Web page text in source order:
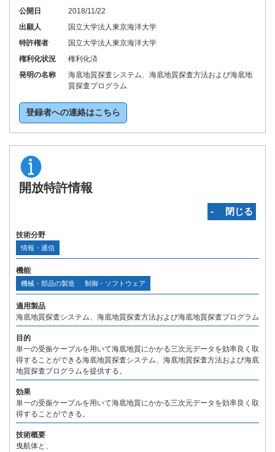
公開日
2018/11/22
出願人
国立大学法人東京海洋大学
特許権者
国立大学法人東京海洋大学
権利化状況
権利化済
発明の名称
海底地質探査システム、海底地質探査方法および海底地
質探査プログラム
登録者への連絡はこちら
開放特許情報
‐ 閉じる
技術分野
情報・通信
機能
機械・部品の製造 制御・ソフトウェア
適用製品
海底地質探査システム、海底地質探査方法および海底地質探査プログラム
目的
単一の受振ケーブルを用いて海底地質にかかる三次元データを効率良く取
得することができる海底地質探査システム、海底地質探査方法および海底
地質探査プログラムを提供する。
効果
単一の受振ケーブルを用いて海底地質にかかる三次元データを効率良く取
得することができる。
技術概要
曳航体と、